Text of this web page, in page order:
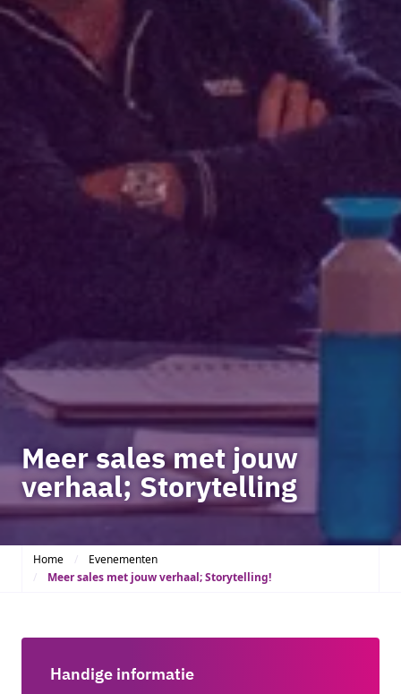
Meer sales met jouw
verhaal; Storytelling
Home
Evenementen
Meer sales met jouw verhaal; Storytelling!
Handige informatie